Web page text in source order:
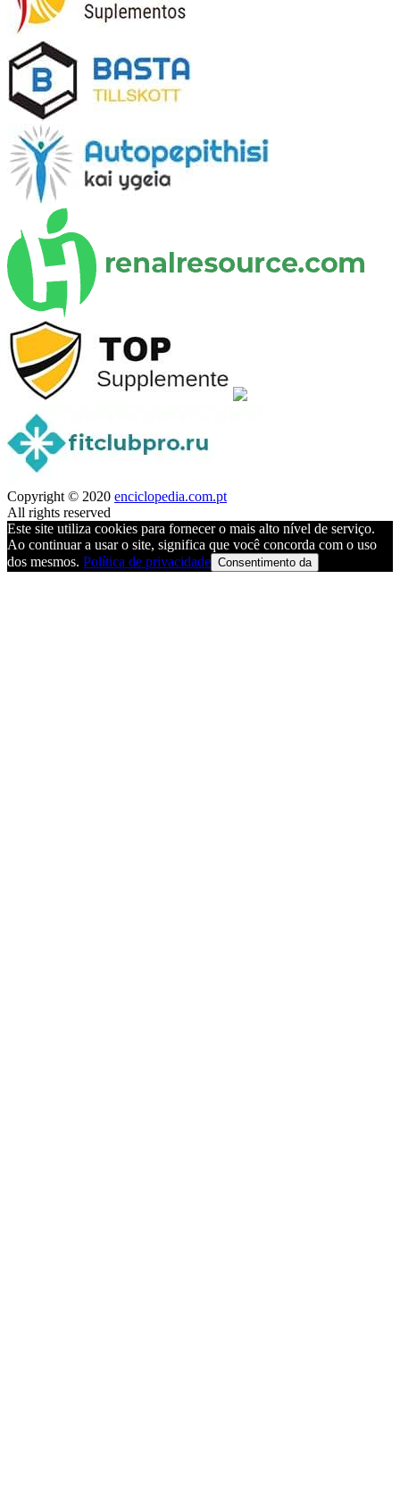
Copyright © 2020 enciclopedia.com.pt
All rights reserved
Este site utiliza cookies para fornecer o mais alto nível de serviço.
Ao continuar a usar o site, significa que você concorda com o uso
dos mesmos. Política de privacidade Consentimento da